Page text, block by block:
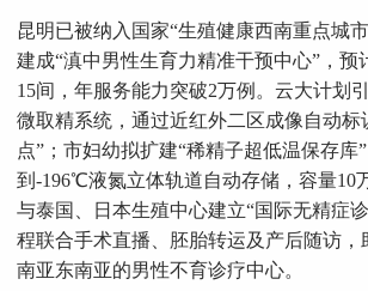
昆明已被纳入国家“生殖健康西南重点城
建成“滇中男性生育力精准干预中心”，预
15间，年服务能力突破2万例。云大计划
微取精系统，通过近红外二区成像自动标
点”；市妇幼拟扩建“稀精子超低温保存库
到-196℃液氮立体轨道自动存储，容量10
与泰国、日本生殖中心建立“国际无精症
程联合手术直播、胚胎转运及产后随访，
南亚东南亚的男性不育诊疗中心。